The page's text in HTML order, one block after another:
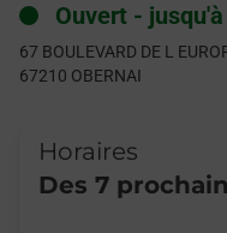
Ouvert - jusqu'à
67 BOULEVARD DE L
67210 OBERNAI
Horaires
Des 7